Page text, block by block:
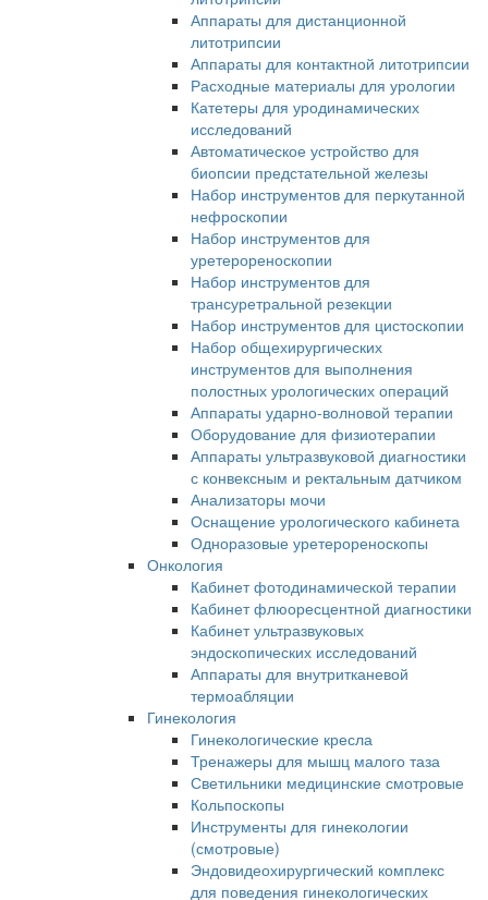
Аппараты для дистанционной
литотрипсии
Аппараты для контактной литотрипсии
Расходные материалы для урологии
Катетеры для уродинамических
исследований
Автоматическое устройство для
биопсии предстательной железы
Набор инструментов для перкутанной
нефроскопии
Набор инструментов для
уретерореноскопии
Набор инструментов для
трансуретральной резекции
Набор инструментов для цистоскопии
Набор общехирургических
инструментов для выполнения
полостных урологических операций
Аппараты ударно-волновой терапии
Оборудование для физиотерапии
Аппараты ультразвуковой диагностики
с конвексным и ректальным датчиком
Анализаторы мочи
Оснащение урологического кабинета
Одноразовые уретерореноскопы
Онкология
Кабинет фотодинамической терапии
Кабинет флюоресцентной диагностики
Кабинет ультразвуковых
эндоскопических исследований
Аппараты для внутритканевой
термоабляции
Гинекология
Гинекологические кресла
Тренажеры для мышц малого таза
Светильники медицинские смотровые
Кольпоскопы
Инструменты для гинекологии
(смотровые)
Эндовидеохирургический комплекс
для поведения гинекологических